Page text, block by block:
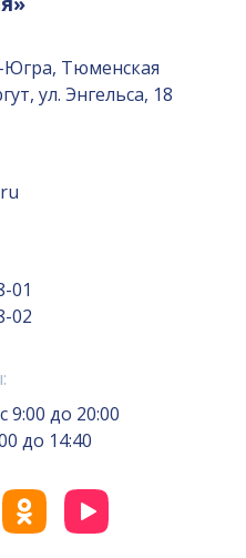
Тюменская
ул. Энгельса, 18
01
02
до 20:00
до 14:40